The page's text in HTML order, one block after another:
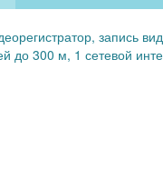
запись
до 300 м, 1 сетевой